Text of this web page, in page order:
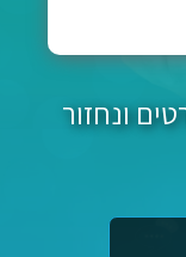
ונחזור